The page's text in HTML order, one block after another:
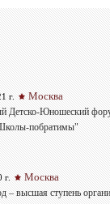
г. Москва
Детско-Юношеский
побратимы"
г. Москва
– высшая ступень